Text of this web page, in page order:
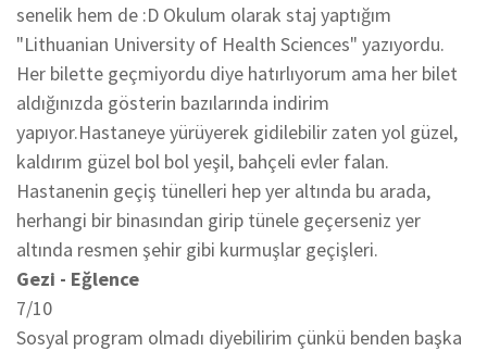
senelik hem de :D Okulum olarak staj yaptığım
"Lithuanian University of Health Sciences" yazıyordu.
Her bilette geçmiyordu diye hatırlıyorum ama her bilet
aldığınızda gösterin bazılarında indirim
yapıyor.Hastaneye yürüyerek gidilebilir zaten yol güzel,
kaldırım güzel bol bol yeşil, bahçeli evler falan.
Hastanenin geçiş tünelleri hep yer altında bu arada,
herhangi bir binasından girip tünele geçerseniz yer
altında resmen şehir gibi kurmuşlar geçişleri.
Gezi - Eğlence
7/10
Sosyal program olmadı diyebilirim çünkü benden başka